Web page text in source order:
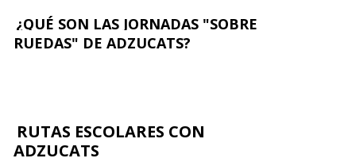
¿QUÉ SON LAS JORNADAS "SOBRE
RUEDAS" DE ADZUCATS?
RUTAS ESCOLARES CON
ADZUCATS